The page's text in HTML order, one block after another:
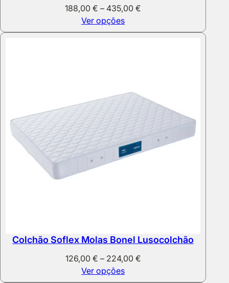
188,00€ – 435,00€
188,00 €
Ver opções
Colchão Soflex Molas Bonel Lusocolchão
126,00 € – 224,00 €Price
Ver opções